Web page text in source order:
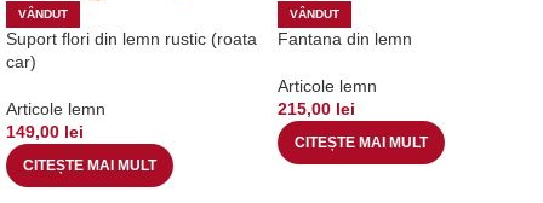
VÂNDUT
Suport flori din lemn rustic (roata
car)
Articole lemn
149,00 lei
CITEȘTE MAI MULT
VÂNDUT
Fantana din lemn
Articole lemn
215,00 lei
CITEȘTE MAI MULT